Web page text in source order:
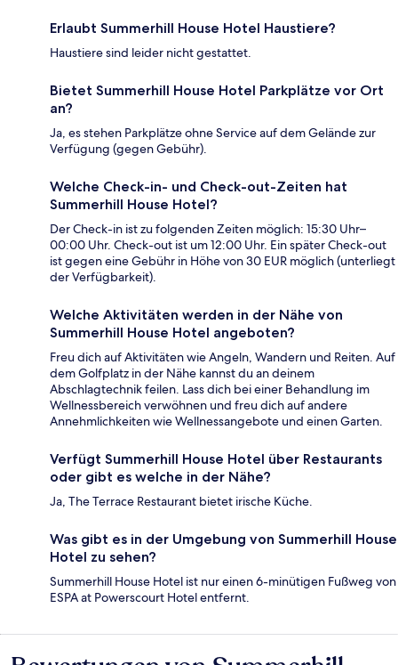
Erlaubt Summerhill House Hotel Haustiere?
Haustiere sind leider nicht gestattet.
Bietet Summerhill House Hotel Parkplätze vor Ort
an?
Ja, es stehen Parkplätze ohne Service auf dem Gelände zur
Verfügung (gegen Gebühr).
Welche Check-in- und Check-out-Zeiten hat
Summerhill House Hotel?
Der Check-in ist zu folgenden Zeiten möglich: 15:30 Uhr–
00:00 Uhr. Check-out ist um 12:00 Uhr. Ein später Check-out
ist gegen eine Gebühr in Höhe von 30 EUR möglich (unterliegt
der Verfügbarkeit).
Welche Aktivitäten werden in der Nähe von
Summerhill House Hotel angeboten?
Freu dich auf Aktivitäten wie Angeln, Wandern und Reiten. Auf
dem Golfplatz in der Nähe kannst du an deinem
Abschlagtechnik feilen. Lass dich bei einer Behandlung im
Wellnessbereich verwöhnen und freu dich auf andere
Annehmlichkeiten wie Wellnessangebote und einen Garten.
Verfügt Summerhill House Hotel über Restaurants
oder gibt es welche in der Nähe?
Ja, The Terrace Restaurant bietet irische Küche.
Was gibt es in der Umgebung von Summerhill House
Hotel zu sehen?
Summerhill House Hotel ist nur einen 6-minütigen Fußweg von
ESPA at Powerscourt Hotel entfernt.